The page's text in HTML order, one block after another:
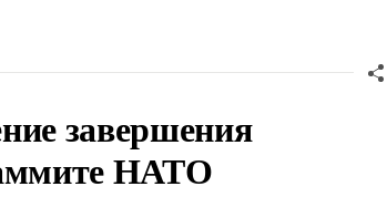
завершения
НАТО